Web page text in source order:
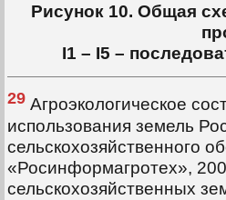
Рисунок 10. Общая
I1 – I5 –
29 Агроэкологическое
использования земель
сельскохозяйственного
«Росинформагротех»,
сельскохозяйственных